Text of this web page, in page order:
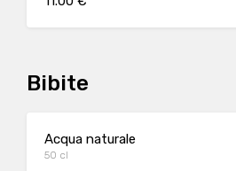
Bibite
Acqua naturale
50 cl